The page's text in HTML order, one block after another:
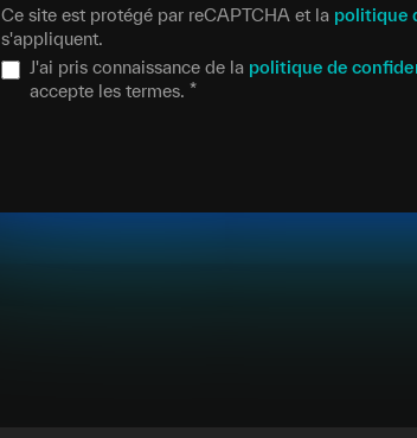
Ce site est protégé par reCAPTCHA et la politique
s'appliquent.
J'ai pris connaissance de la politique de
accepte les termes. *